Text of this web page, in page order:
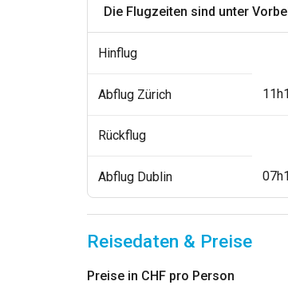
Die Flugzeiten sind unter
Hinflug
Abflug Zürich
Rückflug
Abflug Dublin
Reisedaten & Preise
Preise in CHF pro Person